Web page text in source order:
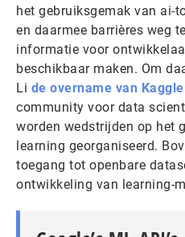
het gebruiksgemak van ai-
en daarmee barrières weg
informatie voor
beschikbaar maken. Om
Li de overname van
community voor data
worden wedstrijden op het
learning georganiseerd.
toegang tot openbare
ontwikkeling van learning-